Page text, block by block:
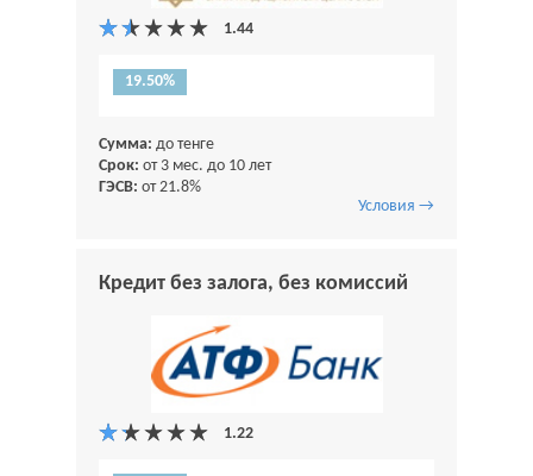
19.50%
Сумма: до тенге
Срок: от 3 мес. до 10 лет
ГЭСВ: от 21.8%
Условия →
Кредит без залога, без комиссий